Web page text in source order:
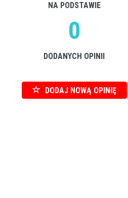
NA PODSTAWIE
0
DODANYCH OPINII
DODAJ NOWĄ OPINIĘ